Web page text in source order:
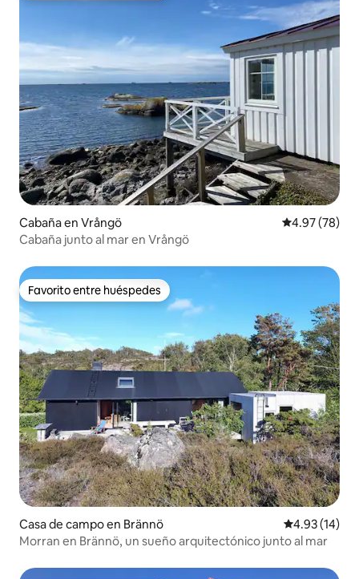
Cabaña en Vrångö Calificación
4.97 (78)
Cabaña junto al mar en Vrångö
Favorito entre huéspedes
Favorito entre huéspedes
Casa de campo en Brännö Calificación
4.93 (14)
Morran en Brännö, un sueño arquitectónico junto al mar